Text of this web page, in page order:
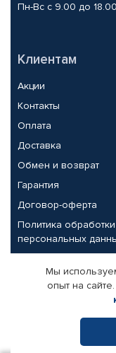
Пн-Вс с 9.00 до 18.00
Клиентам
Акции
Контакты
Оплата
Доставка
Обмен и возврат
Гарантия
Договор-оферта
Политика обработки
персональных
Партнерам
Корпоративным
Поставщикам
Мы
опыт на